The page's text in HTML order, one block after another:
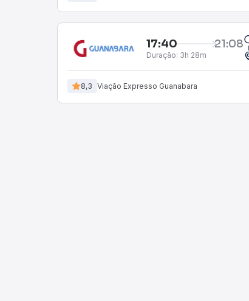
17:40 21:08
Duração: 3h 28m
8,3 Viação Expresso Guanabara